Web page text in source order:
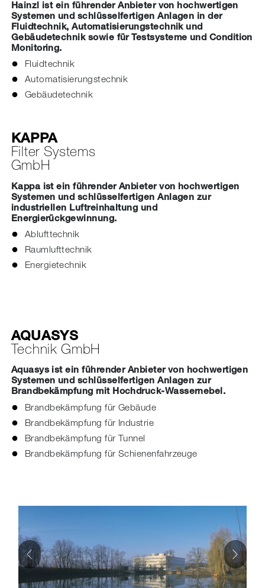
Hainzl ist ein führender Anbieter von hochwertigen
Systemen und schlüsselfertigen Anlagen in der
Fluidtechnik, Automatisierungstechnik und
Gebäudetechnik sowie für Testsysteme und Condition
Monitoring.
Fluidtechnik
Automatisierungstechnik
Gebäudetechnik
KAPPA
Filter Systems
GmbH
Kappa ist ein führender Anbieter von hochwertigen
Systemen und schlüsselfertigen Anlagen zur
industriellen Luftreinhaltung und
Energierückgewinnung.
Ablufttechnik
Raumlufttechnik
Energietechnik
AQUASYS
Technik GmbH
Aquasys ist ein führender Anbieter von hochwertigen
Systemen und schlüsselfertigen Anlagen zur
Brandbekämpfung mit Hochdruck-Wassernebel.
Brandbekämpfung für Gebäude
Brandbekämpfung für Industrie
Brandbekämpfung für Tunnel
Brandbekämpfung für Schienenfahrzeuge
Vorherige Weiter